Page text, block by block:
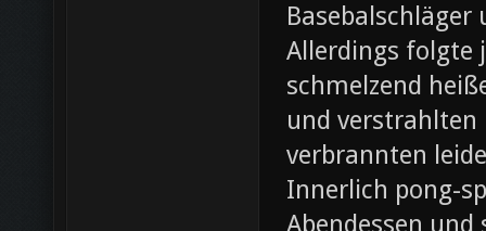
Allerdings folgte
schmelzend
und verstrahlten
verbrannten
Innerlich pong-
Abendessen